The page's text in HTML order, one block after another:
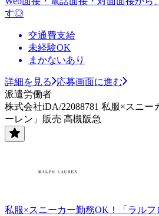
す◎
交通費支給
未経験OK
まかないあり
詳細を見る
応募画面に進む
派遣労働者
株式会社iDA/22088781 私服×スニー
ーレン」販売 高槻阪急
私服×スニーカー勤務OK！「ラル